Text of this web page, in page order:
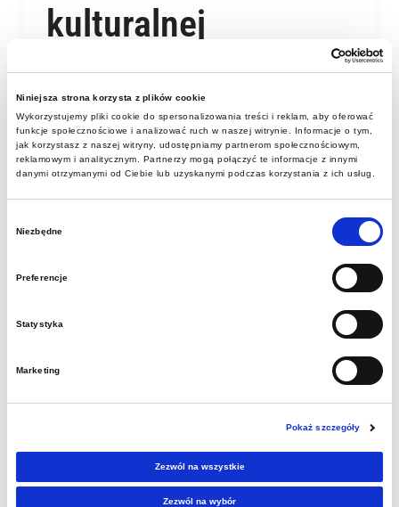
Niniejsza strona korzysta z plików cookie
Wykorzystujemy pliki cookie do spersonalizowania treści i reklam, aby oferować
funkcje społecznościowe i analizować ruch w naszej witrynie. Informacje o tym,
jak korzystasz z naszej witryny, udostępniamy partnerom społecznościowym,
reklamowym i analitycznym. Partnerzy mogą połączyć te informacje z innymi
danymi otrzymanymi od Ciebie lub uzyskanymi podczas korzystania z ich usług.
Niezbędne
Preferencje
Statystyka
Marketing
Pokaż szczegóły
Zezwól na wszystkie
Zezwól na wybór
kulturalnej
Przygotowujemy ofertę kulturalną dla osób ze
szczególnymi potrzebami. Uczestniczymy w
kompleksowych szkoleniach na temat